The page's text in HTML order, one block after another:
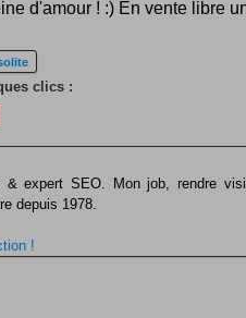
d'amour ! :) En vente libre
clics :
& expert SEO. Mon job, rendre
depuis 1978.
!